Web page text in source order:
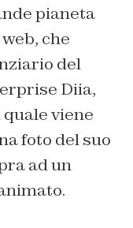
pianeta
che
del
Diia,
viene
foto del suo
ad un